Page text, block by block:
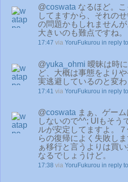
@coswata なるほど。
してますから、それの
の問題かもしれません
大きいのも難点ですね。
17:47 via YoruFukurou in reply
@yuka_ohmi 曖昧は時
ど、大概は事態をより
実逃避しているのと変わ
17:41 via YoruFukurou in reply
@coswata まぁ、ゲー
しないので^^; UIもそう
ルが安定してますよ。
らの復帰によく失敗し
ぁ移行と言うよりは買
なるでしょうけど。
17:38 via YoruFukurou in reply